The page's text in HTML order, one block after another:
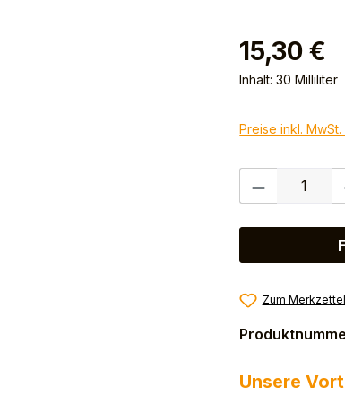
15,30 €
Inhalt:30 Milliliter
Preise inkl.
Produkt
Zum
Unsere